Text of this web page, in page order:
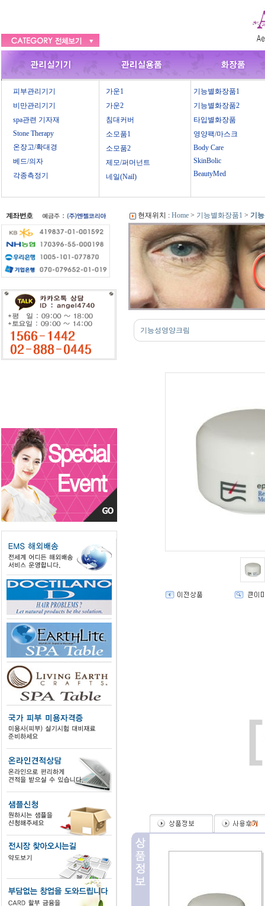
피부관리기기
비만관리기기
spa관련 기자재
Stone Therapy
온장고/확대경
베드/의자
각종측정기
가운1
가운2
침대커버
소모품1
소모품2
제모/퍼머넌트
네일(Nail)
기능별화장품1
기능별화장품2
타입별화장품
영양팩/마스크
Body Care
SkinBolic
BeautyMed
현재위치 : Home > 기능별화장품1 > 기
기능성영양크림
(0)